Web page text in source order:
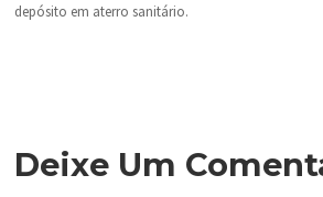
depósito em aterro sanitário.
Deixe Um